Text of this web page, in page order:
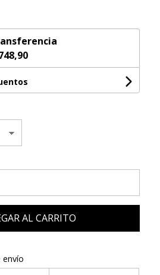
AL CARRITO